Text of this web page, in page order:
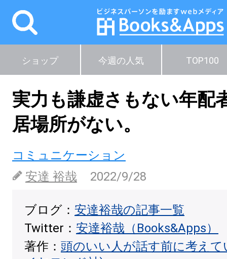
ショップ 今週の人気 TOP100
実力も謙虚さもない年配
居場所がない。
コミュニケーション
安達 裕哉
2022/9/28
ブログ： 安達裕哉の記事一覧
Twitter： 安達裕哉（Books&Apps）
著作： 頭のいい人が話す前に考え